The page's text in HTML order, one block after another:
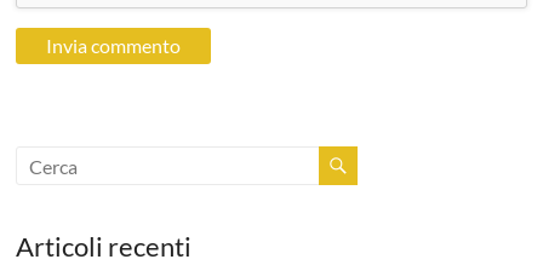
Articoli recenti